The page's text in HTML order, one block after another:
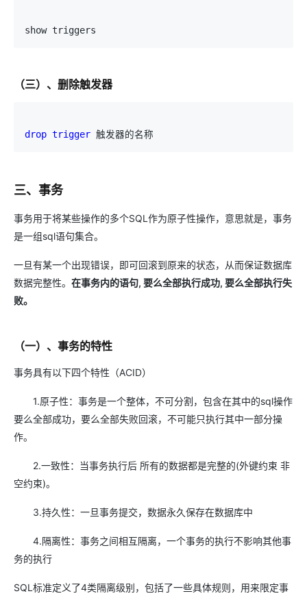
show triggers
（三）、删除触发器
drop trigger 触发器的名称
三、事务
事务用于将某些操作的多个SQL作为原子性操作，意思就是，事务
是一组sql语句集合。
一旦有某一个出现错误，即可回滚到原来的状态，从而保证数据库
数据完整性。 在事务内的语句, 要么全部执行成功, 要么全部执行失
败。
（一）、事务的特性
事务具有以下四个特性（ACID）
1.原子性：事务是一个整体，不可分割，包含在其中的sql操作
要么全部成功，要么全部失败回滚，不可能只执行其中一部分操
作。
2.一致性：当事务执行后 所有的数据都是完整的(外键约束 非
空约束)。
3.持久性：一旦事务提交，数据永久保存在数据库中
4.隔离性：事务之间相互隔离，一个事务的执行不影响其他事
务的执行
SQL标准定义了4类隔离级别，包括了一些具体规则，用来限定事